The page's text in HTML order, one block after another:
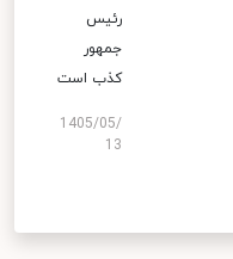
رئیس
جمهور
کذب است
1405/05/
13